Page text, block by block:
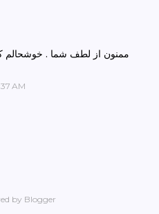
ممنون از لطف شما . خوشحالم
AM
by Blogger